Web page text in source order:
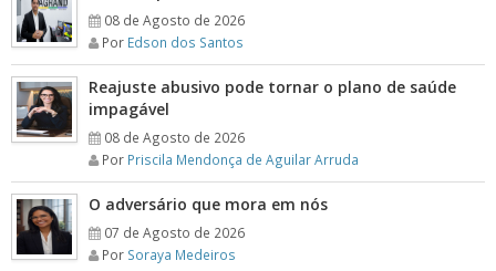
08 de Agosto de 2026
Por Edson dos Santos
Reajuste abusivo pode tornar o plano de saúde
impagável
08 de Agosto de 2026
Por Priscila Mendonça de Aguilar Arruda
O adversário que mora em nós
07 de Agosto de 2026
Por Soraya Medeiros